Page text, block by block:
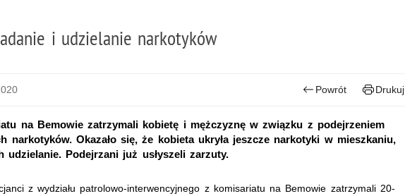
i udzielanie narkotyków
Powrót Drukuj
na Bemowie zatrzymali kobietę i mężczyznę w związku z podejrzeniem
narkotyków. Okazało się, że kobieta ukryła jeszcze narkotyki w mieszkaniu,
udzielanie. Podejrzani już usłyszeli zarzuty.
z wydziału patrolowo-interwencyjnego z komisariatu na Bemowie zatrzymali 20-